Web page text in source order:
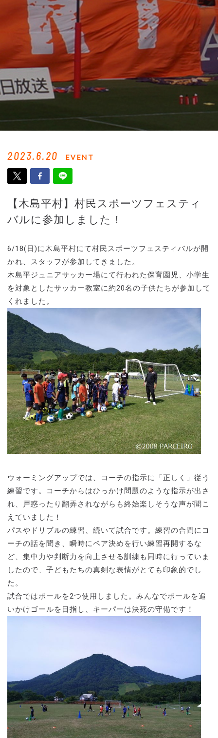
2023.6.20 EVENT
【木島平村】村民スポーツフェスティ
バルに参加しました！
6/18(日)に木島平村にて村民スポーツフェスティバルが開
かれ、スタッフが参加してきました。
木島平ジュニアサッカー場にて行われた保育園児、小学生
を対象としたサッカー教室に約20名の子供たちが参加して
くれました。
ウォーミングアップでは、コーチの指示に「正しく」従う
練習です。コーチからはひっかけ問題のような指示が出さ
れ、戸惑ったり翻弄されながらも終始楽しそうな声が聞こ
えていました！
パスやドリブルの練習、続いて試合です。練習の合間にコ
ーチの話を聞き、瞬時にペア決めを行い練習再開するな
ど、集中力や判断力を向上させる訓練も同時に行っていま
したので、子どもたちの真剣な表情がとても印象的でし
た。
試合ではボールを2つ使用しました。みんなでボールを追
いかけゴールを目指し、キーパーは決死の守備です！